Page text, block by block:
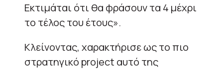
Εκτιμάται ότι θα φράσουν τα 4 μέχρι
το τέλος του έτους».
Κλείνοντας, χαρακτήρισε ως το πιο
στρατηγικό project αυτό της